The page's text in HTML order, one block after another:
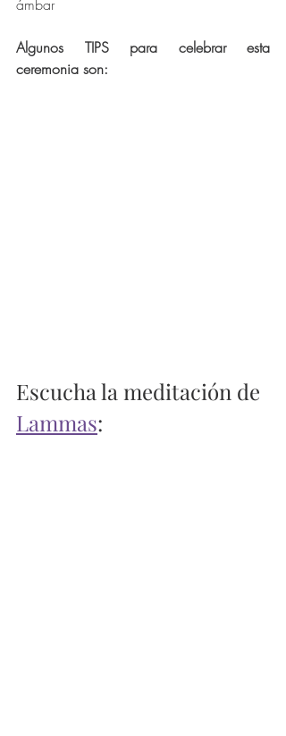
ámbar
Algunos TIPS para celebrar esta
ceremonia son:
Escucha la meditación de
Lammas: